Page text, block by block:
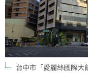
台中市「愛麗絲國際大